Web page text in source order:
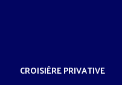
CROISIÈRE PRIVATIVE